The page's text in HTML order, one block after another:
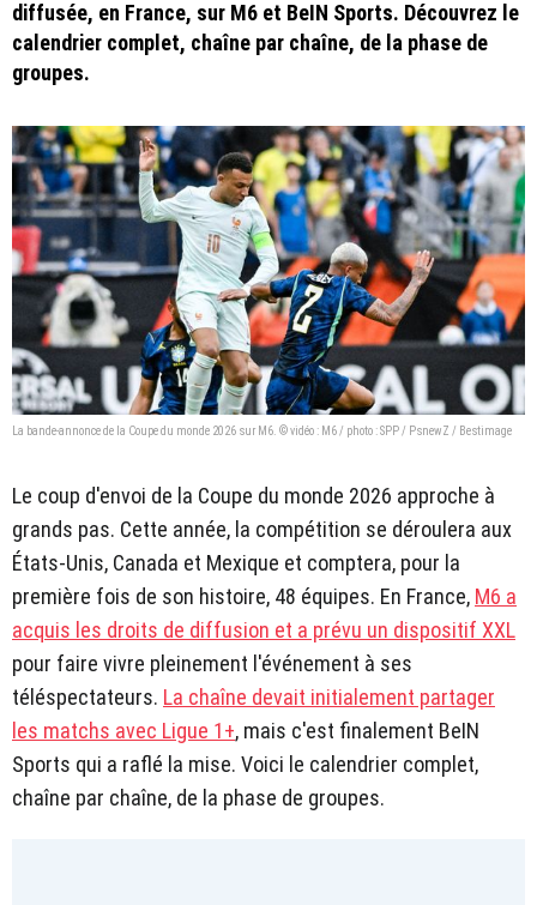
diffusée, en France, sur M6 et BeIN Sports. Découvrez le
calendrier complet, chaîne par chaîne, de la phase de
groupes.
La bande-annonce de la Coupe du monde 2026 sur M6. © vidéo : M6 / photo : SPP / PsnewZ / Bestimage
Le coup d'envoi de la Coupe du monde 2026 approche à
grands pas. Cette année, la compétition se déroulera aux
États-Unis, Canada et Mexique et comptera, pour la
première fois de son histoire, 48 équipes. En France, M6 a
acquis les droits de diffusion et a prévu un dispositif XXL
pour faire vivre pleinement l'événement à ses
téléspectateurs. La chaîne devait initialement partager
les matchs avec Ligue 1+, mais c'est finalement BeIN
Sports qui a raflé la mise. Voici le calendrier complet,
chaîne par chaîne, de la phase de groupes.